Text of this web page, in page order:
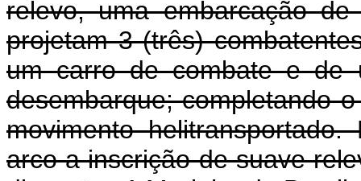
relevo, uma embarcação
projetam 3 (três)
um carro de combate e de
desembarque; completando
movimento
arco a inscrição de suave